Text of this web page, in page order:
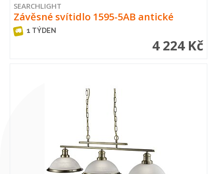
SEARCHLIGHT
Závěsné svítidlo 1595-5AB antické
1 TÝDEN
4 224 Kč